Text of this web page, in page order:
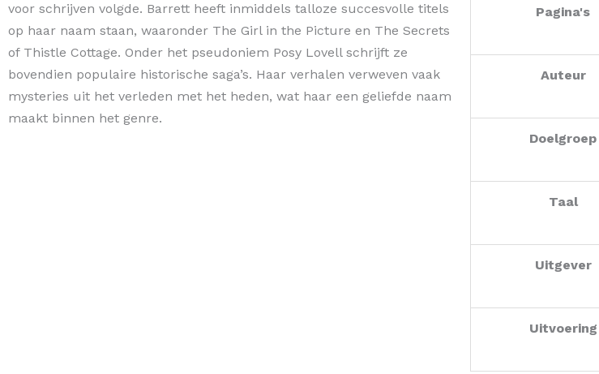
voor schrijven volgde. Barrett heeft inmiddels talloze succesvolle titels
op haar naam staan, waaronder The Girl in the Picture en The Secrets
of Thistle Cottage. Onder het pseudoniem Posy Lovell schrijft ze
bovendien populaire historische saga’s. Haar verhalen verweven vaak
mysteries uit het verleden met het heden, wat haar een geliefde naam
maakt binnen het genre.
Pagina's
Auteur
Doelgroep
Taal
Uitgever
Uitvoering